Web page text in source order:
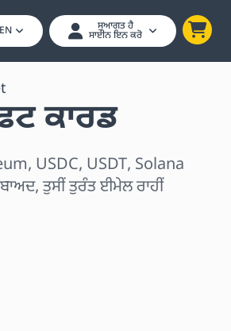
EN ਸੁਆਗਤ ਹੈ
ਸਾਈਨ ਇਨ ਕਰੋ
ਕਾਰਡ
USDC, USDT, Solana
ਤੁਸੀਂ ਤੁਰੰਤ ਈਮੇਲ ਰਾਹੀਂ